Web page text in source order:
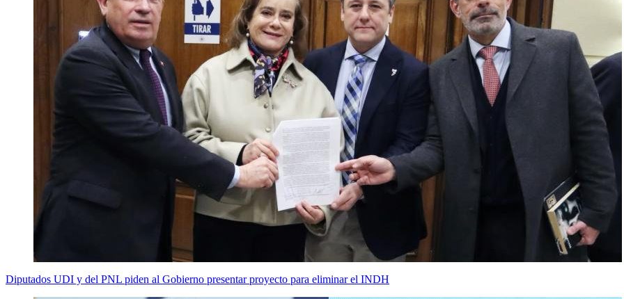
Diputados UDI y del PNL piden al Gobierno presentar proyecto para eliminar el INDH